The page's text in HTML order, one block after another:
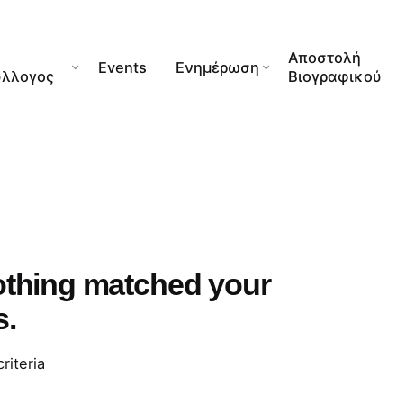
Events Ενημέρωση
Αποστολή
Βιογραφικού
matched your